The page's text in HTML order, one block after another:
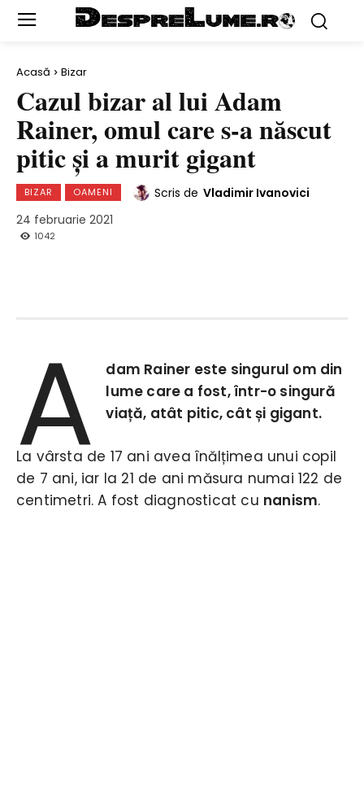
Acasă Bizar
Cazul bizar al lui Adam
Rainer, omul care s-a născut
pitic şi a murit gigant
BIZAR OAMENI Scris de Vladimir Ivanovici
24 februarie 2021
1042
A
dam Rainer este singurul om din
lume care a fost, într-o singură
viață, atât pitic, cât și gigant.
La vârsta de 17 ani avea înălțimea unui copil
de 7 ani, iar la 21 de ani măsura numai 122 de
centimetri. A fost diagnosticat cu nanism.